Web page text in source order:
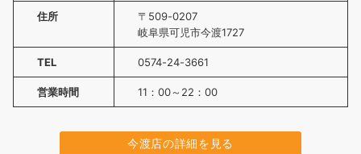
住所
〒509-0207
岐阜県可児市今渡1727
TEL 0574-24-3661
営業時間 11：00～22：00
今渡店の詳細を見る